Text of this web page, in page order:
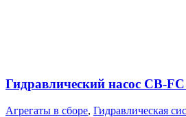
Гидравлический насос CB-
Агрегаты в сборе, Гидравлическая